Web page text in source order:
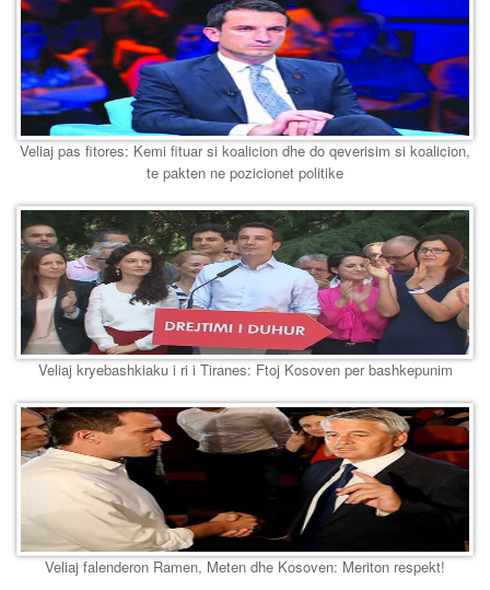
Veliaj pas fitores: Kemi fituar si koalicion dhe do qeverisim si koalicion,
te pakten ne pozicionet politike
Veliaj kryebashkiaku i ri i Tiranes: Ftoj Kosoven per bashkepunim
Veliaj falenderon Ramen, Meten dhe Kosoven: Meriton respekt!